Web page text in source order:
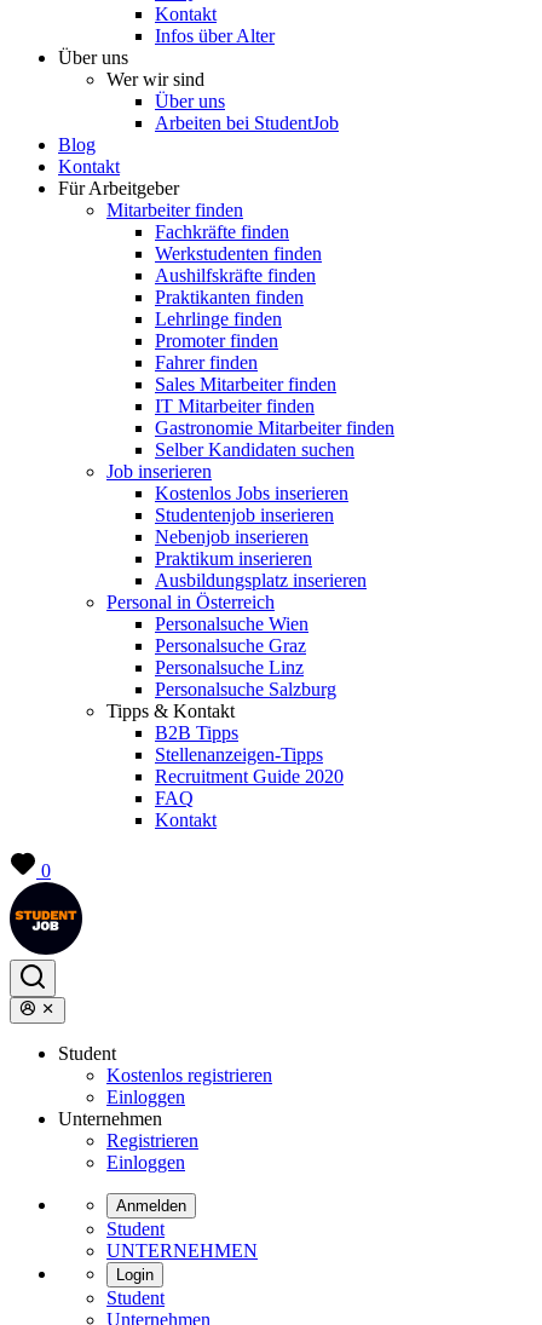
Kontakt
Infos über Alter
Über uns
Wer wir sind
Über uns
Arbeiten bei StudentJob
Blog
Kontakt
Für Arbeitgeber
Mitarbeiter finden
Fachkräfte finden
Werkstudenten finden
Aushilfskräfte finden
Praktikanten finden
Lehrlinge finden
Promoter finden
Fahrer finden
Sales Mitarbeiter finden
IT Mitarbeiter finden
Gastronomie Mitarbeiter finden
Selber Kandidaten suchen
Job inserieren
Kostenlos Jobs inserieren
Studentenjob inserieren
Nebenjob inserieren
Praktikum inserieren
Ausbildungsplatz inserieren
Personal in Österreich
Personalsuche Wien
Personalsuche Graz
Personalsuche Linz
Personalsuche Salzburg
Tipps & Kontakt
B2B Tipps
Stellenanzeigen-Tipps
Recruitment Guide 2020
FAQ
Kontakt
0
Student
Kostenlos registrieren
Einloggen
Unternehmen
Registrieren
Einloggen
Anmelden
Student
UNTERNEHMEN
Login
Student
Unternehmen